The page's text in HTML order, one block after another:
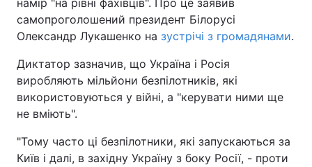
намір "на рівні фахівців". Про це заявив
самопроголошений президент Білорусі
Олександр Лукашенко на зустрічі з громадянами.
Диктатор зазначив, що Україна і Росія
виробляють мільйони безпілотників, які
використовуються у війні, а "керувати ними ще
не вміють".
"Тому часто ці безпілотники, які запускаються за
Київ і далі, в західну Україну з боку Росії, - проти